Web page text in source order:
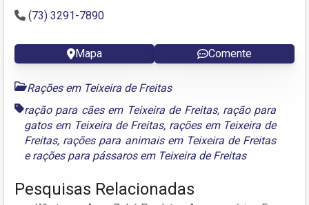
(73) 3291-7890
Mapa Comente
Rações em Teixeira de Freitas
ração para cães em Teixeira de Freitas, ração para
gatos em Teixeira de Freitas, rações em Teixeira de
Freitas, rações para animais em Teixeira de Freitas
erações para pássaros em Teixeira de Freitas
Pesquisas Relacionadas